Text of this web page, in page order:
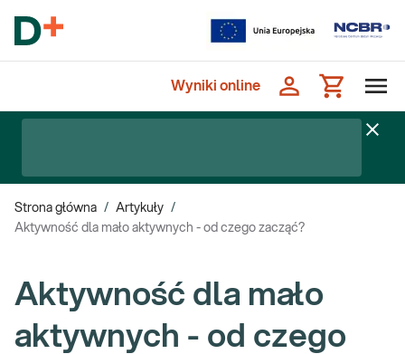
Wyniki online
Strona główna / Artykuły /
Aktywność dla mało aktywnych - od czego zacząć?
Aktywność dla mało
aktywnych - od czego